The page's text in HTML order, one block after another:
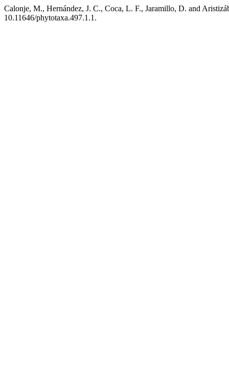
Calonje, M., Hernández, J. C., Coca, L. F., Jaramillo, D. and
10.11646/phytotaxa.497.1.1.